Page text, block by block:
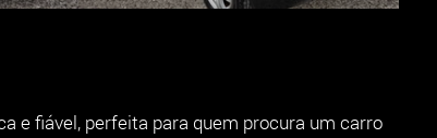
e fiável, perfeita para quem procura um carro